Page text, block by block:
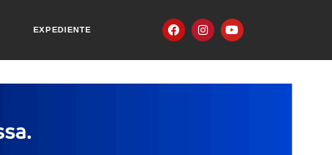
EXPEDIENTE